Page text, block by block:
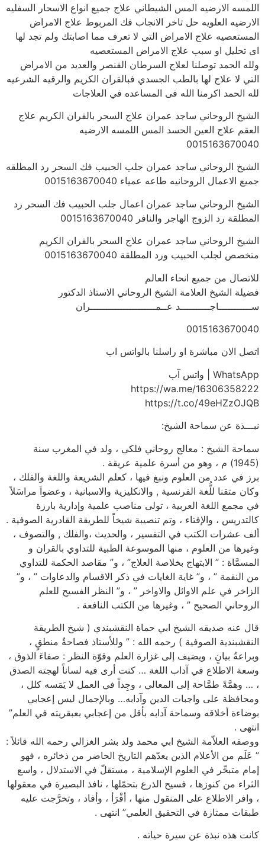
اللمسه الارضيه المس الشيطاني علاج جميع انواع الاسحار السفليه
الارضيه العلويه حل تاخر الانجاب فك المربوط علاج الامراض
المستعصيه علاج الامراض التي لا تعرف مما اصابتك ولم تجد لها
اى تحليل او سبب علاج الامراض المستعصيه
ولله الحمد توصلنا لعلاج السرطان القنصر والعديد من الامراض
التي لا علاج لها بالطب الجسدي فبالقران الكريم والرقيه الشرعيه
لله الحمد اكرمنا الله فى المساعده في العلاجات
الشيخ الروحاني ساجد عمران علاج السحر بالقران الكريم علاج
العقم علاج العين الحسد المس اللمسه الارضيه
0015163670040
الشيخ الروحاني ساجد عمران جلب الحبيب فك السحر رد المطلقه
جميع الاعمال الروحانيه طاعه عمياء 0015163670040
الشيخ الروحاني ساجد عمران اعمال جلب الحبيب فك السحر رد
المطلقة رد الزوج الهاجر والنافر 0015163670040
الشيخ الروحاني ساجد عمران علاج السحر بالقران الكريم
متخصص لجلب الحبيب ورد المطلقة 0015163670040
للاتصال من جميع انحاء العالم
فضيلة الشيخ العلامة الشيخ الروحاني الاستاذ الدكتور
ســـــــــــاجــــــــــد عــمــــــــــــــــــــــران
0015163670040
اتصل الان مباشرة او راسلنا بالواتس اب
WhatsApp | واتس آب
https://wa.me/16306358222
https://t.co/49eHZzOJQB
نبـــذة عن سماحة الشيخ:
سماحة الشيخ : معالج روحاني فلكي ، ولد في المغرب سنة
(1945) م ، وهو من أسرة علمية عريقة .
برز في عدد من العلوم ونبغ فيها ، كعلم الشريعة واللغة والفلك ،
وكان متقنا للُّغة الفرنسية , والانكليزية والاسبانية ، وعضواَ مراسَلاً
في مجمع اللغة العربية ، تولى مناصب علمية وإدارية بارزة
كالتدريس ، والإفتاء ، وتم تنصيبة شيخاً للطريقة القادرية الصوفية .
ألف عشرات الكتب في التفسير ، والحديث ،والفلك , والتصوف ،
وغيرها من العلوم ، منها الموسوعة الطبية للتداوي بالقران و
المسمَّاة : ” الابتهاج بخلاصة العلاج” ، و” مقاصد الحكمة للتداوي
من النقمة ” ، و” غاية الغايات في ذكر الاقسام والدعاوات ” ، و”
الزاخر في علم الاوائل والاواخر ” ، و” النظر الفسيح للعلم
الروحاني الصحيح ” ، وغيرها من الكتب النافعة .
قال عنه صديقه الشيخ ابي حماة النقشبندي ( شيخ الطريقة
النقشبندية الصوفية ) رحمه الله : ” وللأستاذ فصاحةُ منطقٍ ،
وبراعةُ بيانٍ ، ويضيف إلى غزارة العلم وقوّة النظر : صفاءَ الذوق ،
وسعة الاطلاع في آداب اللغة … كنت أرى فيه لساناً لهجته الصدق
، … وهمَّةً طمَّاحة إلى المعالي ، وجِداً في العمل لا يَمَسه كلل ،
ومحافظة على واجبات الدين وآدابه… وبالإجمال ليس إعجابي
بوضاءة أخلاقه وسماحة آدابه بأقل من إعجابي بعبقريته في العلم”
انتهى .
ووصفه العلاّمة الشيخ ابي محمد ولد بشر الغزالي رحمه الله قائلاً :
” عَلَم من الأعلام الذين يعدّهم التاريخ الحاضر من ذخائره ، فهو
إمام متبحِّر في العلوم الإسلامية ، مستقلّ في الاستدلال ، واسع
الثراء من كنوزها ، فسيح الذرع بتحمّلها ، نافذ البصيرة في معقولها
، وافر الاطلاع على المنقول منها ، أقْرَأ ، وأفاد ، وتخرَّجت عليه
طبقات ممتازة في التحقيق العلمي” انتهى .
كانت هذه نبذة عن سيرة حياته .